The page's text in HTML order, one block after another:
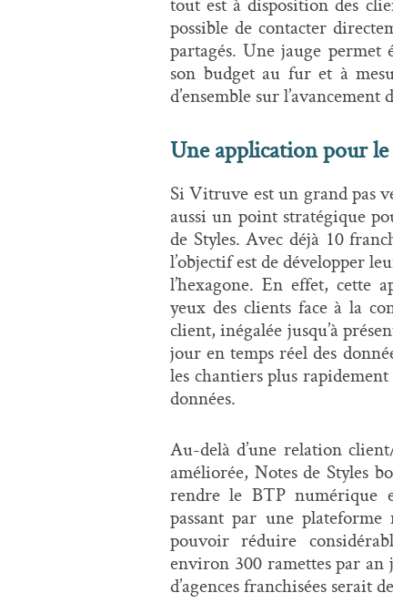
possible de contacter
partagés. Une jauge permet
son budget au fur et à
d’ensemble sur l’avancement
Une application pour le
Si Vitruve est un grand pas
aussi un point stratégique
de Styles. Avec déjà 10
l’objectif est de développer
l’hexagone. En effet, cette
yeux des clients face à la
client, inégalée jusqu’à
jour en temps réel des
les chantiers plus
données.
Au-delà d’une relation
améliorée, Notes de Styles
rendre le BTP numérique
passant par une plateforme
pouvoir réduire
environ 300 ramettes par an
d’agences franchisées serait